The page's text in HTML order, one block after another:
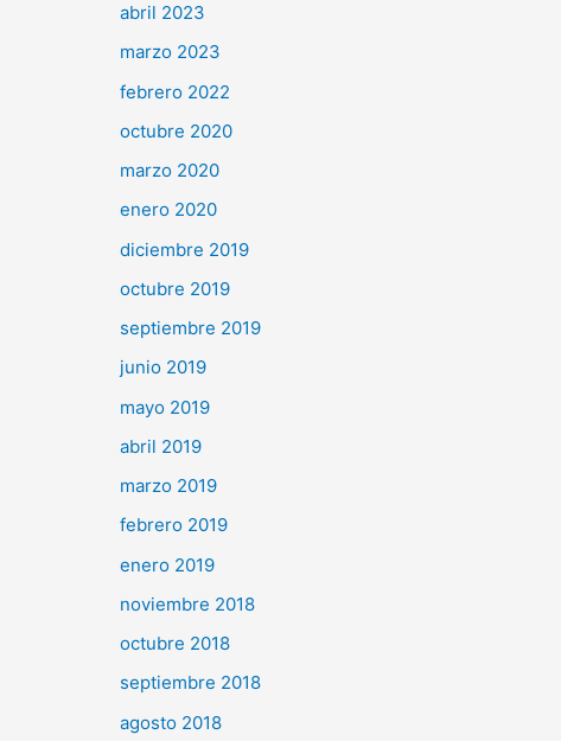
abril 2023
marzo 2023
febrero 2022
octubre 2020
marzo 2020
enero 2020
diciembre 2019
octubre 2019
septiembre 2019
junio 2019
mayo 2019
abril 2019
marzo 2019
febrero 2019
enero 2019
noviembre 2018
octubre 2018
septiembre 2018
agosto 2018